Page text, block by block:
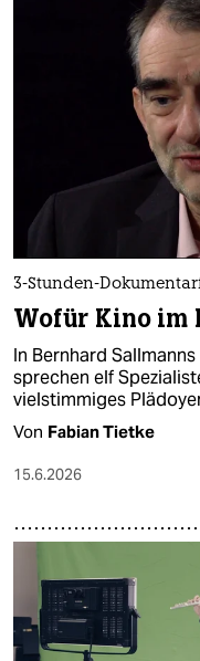
3-Stunden-
Wofür Kino im
In Bernhard
sprechen elf
vielstimmiges
Von Fabian Tietke
15.6.2026